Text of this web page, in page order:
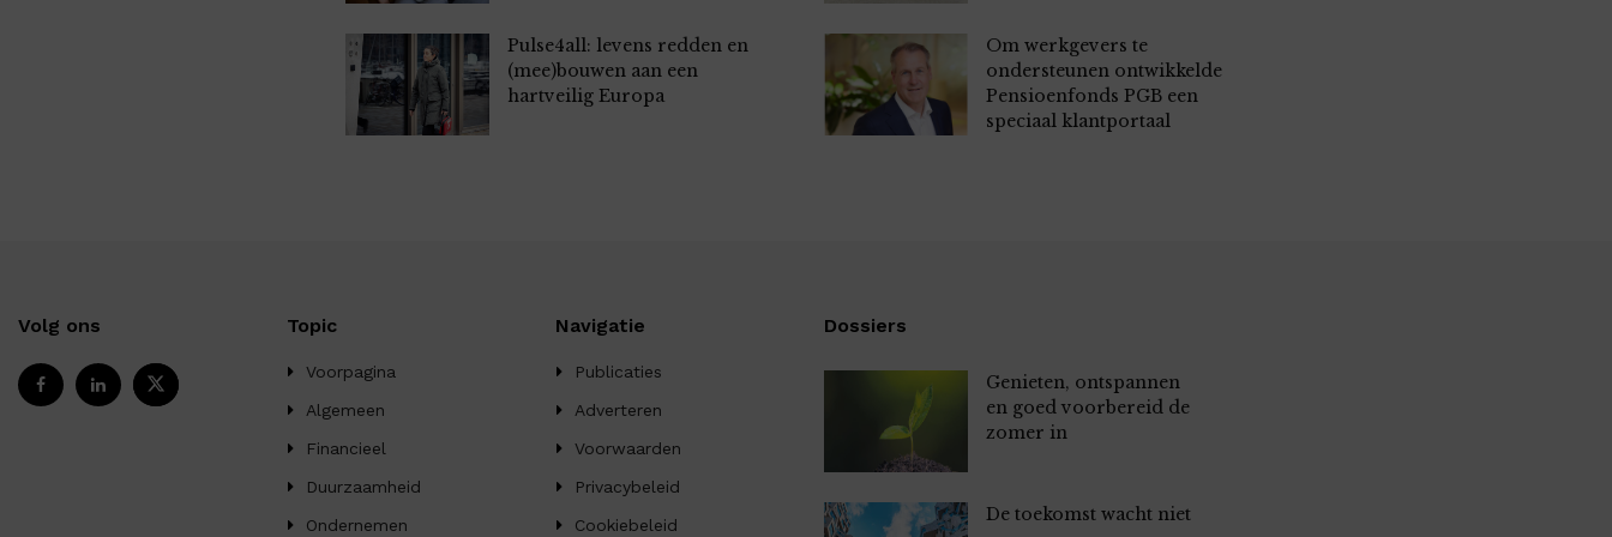
Pulse4all: levens redden en
(mee)bouwen aan een
hartveilig Europa
Om werkgevers te
ondersteunen ontwikkelde
Pensioenfonds PGB een
speciaal klantportaal
Volg ons Topic
Voorpagina
Algemeen
Financieel
Duurzaamheid
Ondernemen
Navigatie
Publicaties
Adverteren
Voorwaarden
Privacybeleid
Cookiebeleid
Dossiers
Genieten, ontspannen
en goed voorbereid de
zomer in
De toekomst wacht niet